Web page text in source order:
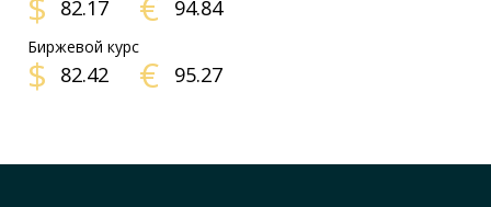
82.17 94.84
Биржевой курс
$ 82.42 € 95.27